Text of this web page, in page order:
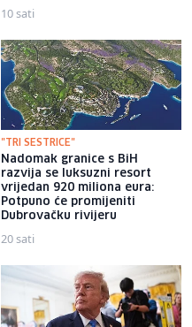
10 sati
"TRI SESTRICE"
Nadomak granice s BiH
razvija se luksuzni resort
vrijedan 920 miliona eura:
Potpuno će promijeniti
Dubrovačku rivijeru
20 sati